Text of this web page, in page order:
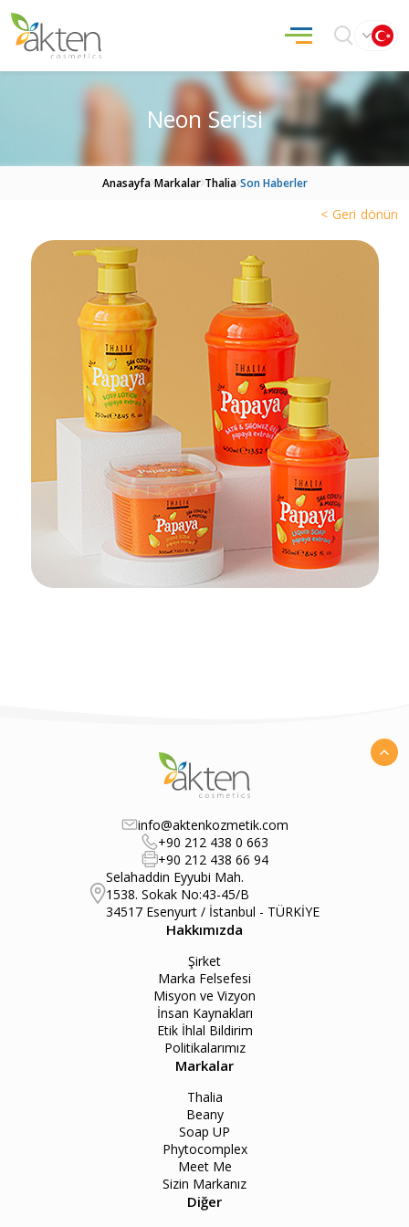
Neon Serisi
Anasayfa Markalar Thalia Son Haberler
< Geri dönün
info@aktenkozmetik.com
+90 212 438 0 663
+90 212 438 66 94
Selahaddin Eyyubi Mah.
1538. Sokak No:43-45/B
34517 Esenyurt / İstanbul - TÜRKİYE
Hakkımızda
Şirket
Marka Felsefesi
Misyon ve Vizyon
İnsan Kaynakları
Etik İhlal Bildirim
Politikalarımız
Markalar
Thalia
Beany
Soap UP
Phytocomplex
Meet Me
Sizin Markanız
Diğer